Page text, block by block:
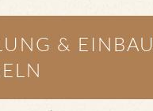
& EINBAU